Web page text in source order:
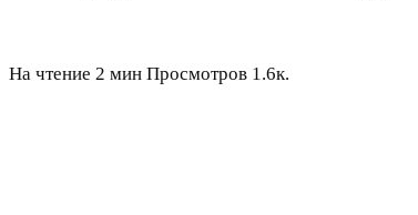
На чтение 2 мин Просмотров 1.6к.